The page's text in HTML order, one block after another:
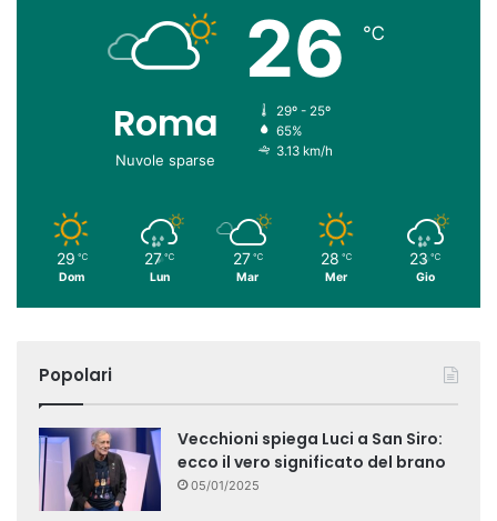
Roma
Nuvole sparse
26 ℃
29º - 25º
65%
3.13 km/h
29 ℃
Dom
27 ℃
Lun
27 ℃
Mar
28 ℃
Mer
23 ℃
Gio
Popolari
Vecchioni spiega Luci a San Siro:
ecco il vero significato del brano
05/01/2025